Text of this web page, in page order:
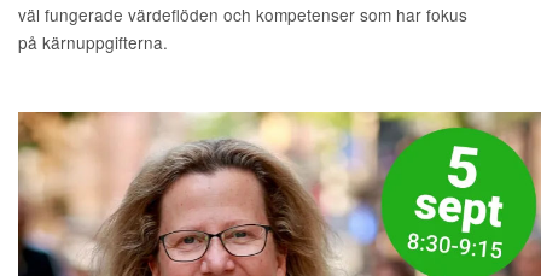
väl fungerade värdeflöden och kompetenser som har fokus
på kärnuppgifterna.